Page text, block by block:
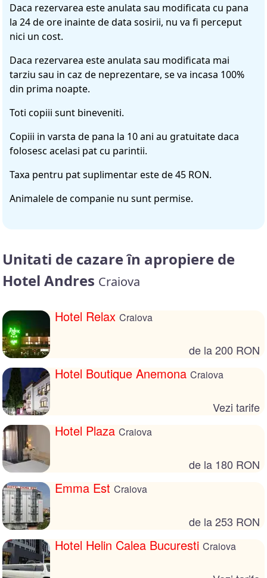
Daca rezervarea este anulata sau modificata cu pana
la 24 de ore inainte de data sosirii, nu va fi perceput
nici un cost.
Daca rezervarea este anulata sau modificata mai
tarziu sau in caz de neprezentare, se va incasa 100%
din prima noapte.
Toti copiii sunt bineveniti.
Copiii in varsta de pana la 10 ani au gratuitate daca
folosesc acelasi pat cu parintii.
Taxa pentru pat suplimentar este de 45 RON.
Animalele de companie nu sunt permise.
Unitati de cazare în apropiere de
Hotel Andres Craiova
Hotel Relax Craiova
de la 200 RON
Hotel Boutique Anemona Craiova
Vezi tarife
Hotel Plaza Craiova
de la 180 RON
Emma Est Craiova
de la 253 RON
Hotel Helin Calea Bucuresti Craiova